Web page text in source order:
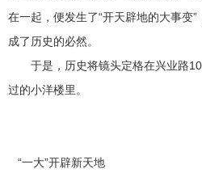
在一起，便发生了“开天辟地的大事变
成了历史的必然。
于是，历史将镜头定格在兴业路
过的小洋楼里。
“一大”开辟新天地